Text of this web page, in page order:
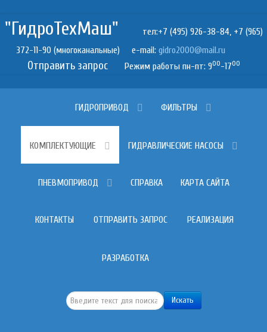
"ГидроТехМаш" тел:+7 (495) 926-38-84, +7 (965)
372-11-90 (многоканальные) e-mail:
Отправить запросРежим работы пн-пт: 900-1700
ГИДРОПРИВОД ФИЛЬТРЫ
КОМПЛЕКТУЮЩИЕ ГИДРАВЛИЧЕСКИЕ НАСОСЫ
ПНЕВМОПРИВОД СПРАВКА КАРТА САЙТА
КОНТАКТЫ ОТПРАВИТЬ ЗАПРОС РЕАЛИЗАЦИЯ
РАЗРАБОТКА
Искать... Искать